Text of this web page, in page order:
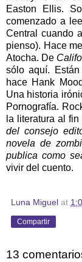
Easton Ellis.
comenzado a
Central cuando
pienso). Hace
Atocha. De
sólo aquí.
hace Hank
Una historia
Pornografía.
la literatura al
del consejo
novela de
publica como
vivir del cuento.
Luna Miguel at
Compartir
13